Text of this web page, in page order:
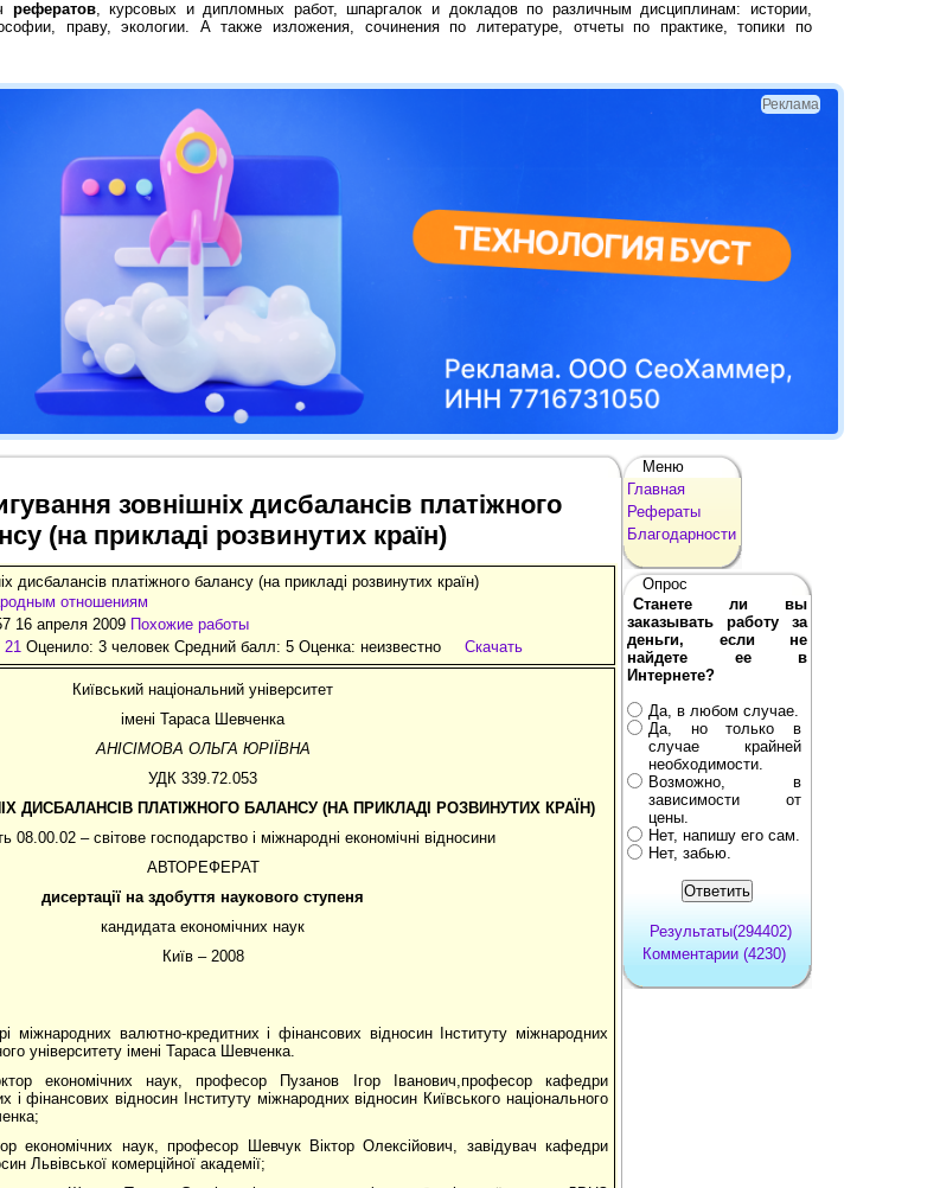
рефератов, курсовых и дипломных работ, шпаргалок и докладов по различным дисциплинам: истории,
праву, экологии. А также изложения, сочинения по литературе, отчеты по практике, топики по
Реклама
зовнішніх дисбалансів платіжного
(на прикладі розвинутих країн)
дисбалансів платіжного балансу (на прикладі розвинутих країн)
отношениям
16 апреля 2009 Похожие работы
Оценило: 3 человек Средний балл: 5 Оценка: неизвестно Скачать
Київський національний університет
імені Тараса Шевченка
АНІСІМОВА ОЛЬГА ЮРІЇВНА
УДК 339.72.053
ДИСБАЛАНСІВ ПЛАТІЖНОГО БАЛАНСУ (НА ПРИКЛАДІ РОЗВИНУТИХ КРАЇН)
08.00.02 – світове господарство і міжнародні економічні відносини
АВТОРЕФЕРАТ
дисертації на здобуття наукового ступеня
кандидата економічних наук
Київ – 2008
міжнародних валютно-кредитних і фінансових відносин Інституту міжнародних
університету імені Тараса Шевченка.
економічних наук, професор Пузанов Ігор Іванович,професор кафедри
фінансових відносин Інституту міжнародних відносин Київського національного
економічних наук, професор Шевчук Віктор Олексійович, завідувач кафедри
Львівської комерційної академії;
Меню
Главная
Рефераты
Благодарности
Опрос
Станете ли вы
заказывать работу за
деньги, если не
найдете ее в
Интернете?
Да, в любом случае.
Да, но только в
случае крайней
необходимости.
Возможно, в
зависимости от
цены.
Нет, напишу его сам.
Нет, забью.
Результаты(294402)
Комментарии (4230)